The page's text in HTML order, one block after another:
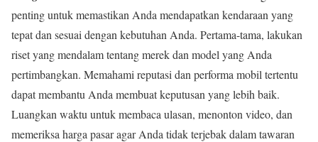
penting untuk memastikan Anda mendapatkan kendaraan yang
tepat dan sesuai dengan kebutuhan Anda. Pertama-tama, lakukan
riset yang mendalam tentang merek dan model yang Anda
pertimbangkan. Memahami reputasi dan performa mobil tertentu
dapat membantu Anda membuat keputusan yang lebih baik.
Luangkan waktu untuk membaca ulasan, menonton video, dan
memeriksa harga pasar agar Anda tidak terjebak dalam tawaran